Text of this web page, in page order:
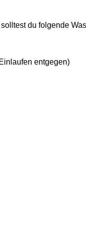
du folgende
entgegen)